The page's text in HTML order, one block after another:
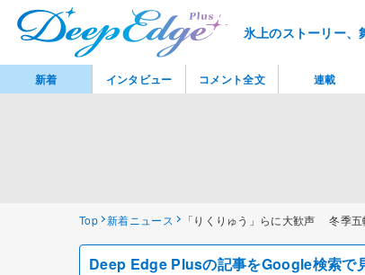
氷上のストーリー
Top 新着ニュース 「りくりゅう」らに大歓声 冬季五
Deep Edge Plusの記事をGoogle検索で
新着 インタビュー コメント全文 連載